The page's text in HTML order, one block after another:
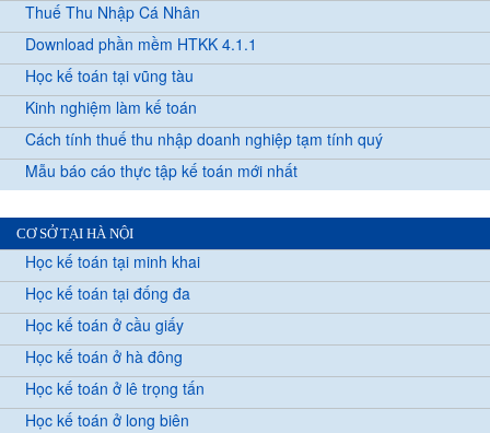
Thuế Thu Nhập Cá Nhân
Download phần mềm HTKK 4.1.1
Học kế toán tại vũng tàu
Kinh nghiệm làm kế toán
Cách tính thuế thu nhập doanh nghiệp tạm tính quý
Mẫu báo cáo thực tập kế toán mới nhất
CƠ SỞ TẠI HÀ NỘI
Học kế toán tại minh khai
Học kế toán tại đống đa
Học kế toán ở cầu giấy
Học kế toán ở hà đông
Học kế toán ở lê trọng tấn
Học kế toán ở long biên